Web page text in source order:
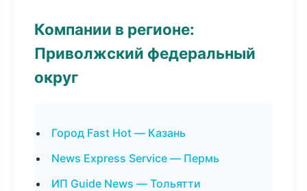
Компании в регионе:
Приволжский федеральный
округ
Город Fast Hot — Казань
News Express Service — Пермь
ИП Guide News — Тольятти